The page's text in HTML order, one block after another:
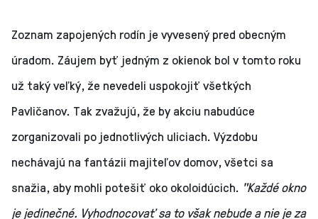
Zoznam zapojených rodín je vyvesený pred obecným
úradom. Záujem byť jedným z okienok bol v tomto roku
už taký veľký, že nevedeli uspokojiť všetkých
Pavličanov. Tak zvažujú, že by akciu nabudúce
zorganizovali po jednotlivých uliciach. Výzdobu
nechávajú na fantázii majiteľov domov, všetci sa
snažia, aby mohli potešiť oko okoloidúcich. "Každé okno
je jedinečné. Vyhodnocovať sa to však nebude a nie je za